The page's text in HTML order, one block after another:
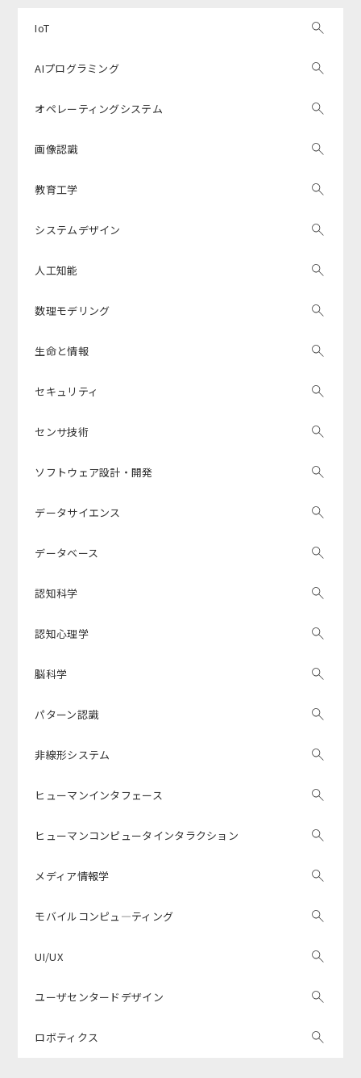
IoT
AIプログラミング
オペレーティングシステム
画像認識
教育工学
システムデザイン
人工知能
数理モデリング
生命と情報
セキュリティ
センサ技術
ソフトウェア設計・開発
データサイエンス
データベース
認知科学
認知心理学
脳科学
パターン認識
非線形システム
ヒューマンインタフェース
ヒューマンコンピュータインタラクション
メディア情報学
モバイルコンピュ―ティング
UI/UX
ユーザセンタードデザイン
ロボティクス